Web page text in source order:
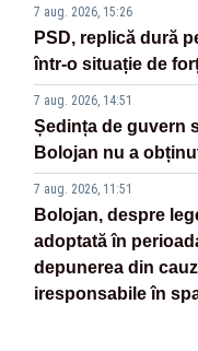
7 aug. 2026, 15:26
PSD, replică dură
într-o situație de
7 aug. 2026, 14:51
Ședința de guvern
Bolojan nu a
7 aug. 2026, 11:51
Bolojan, despre
adoptată în
depunerea din
iresponsabile în